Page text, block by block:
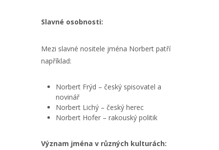
Slavné osobnosti:
Mezi slavné nositele jména Norbert patří
například:
Norbert Frýd – český spisovatel a
novinář
Norbert Lichý – český herec
Norbert Hofer – rakouský politik
Význam jména v různých kulturách: